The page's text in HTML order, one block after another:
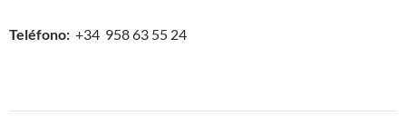
Teléfono: +34 958 63 55 24